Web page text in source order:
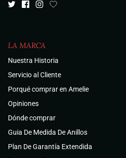
LA MARCA
Nuestra Historia
Servicio al Cliente
Porqué comprar en Amelie
Opiniones
Dónde comprar
Guia De Medida De Anillos
Plan De Garantía Extendida